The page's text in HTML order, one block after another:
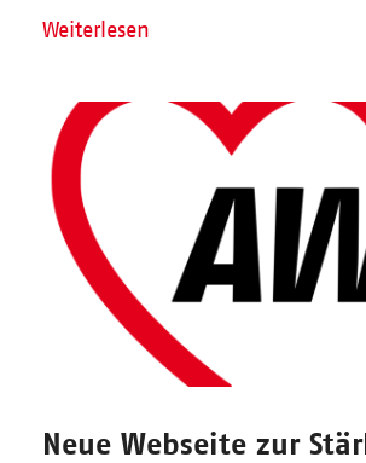
Weiterlesen
Neue Webseite zur